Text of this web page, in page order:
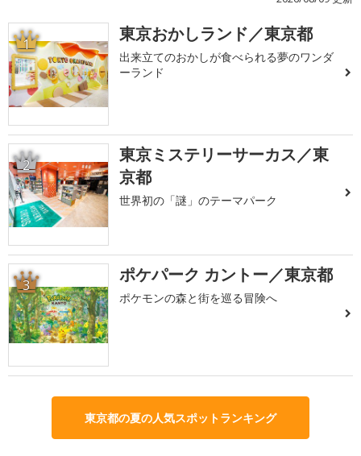
1 東京おかしランド／東京都
出来立てのおかしが食べられる夢のワンダ
ーランド
2
東京ミステリーサーカス／東
京都
世界初の「謎」のテーマパーク
3 ポケパーク カントー／東京都
ポケモンの森と街を巡る冒険へ
東京都の夏の人気スポットランキング